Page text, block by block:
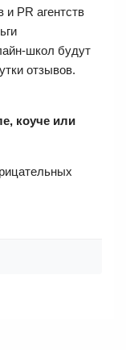
PR агентств
школ будут
отзывов.
коуче или